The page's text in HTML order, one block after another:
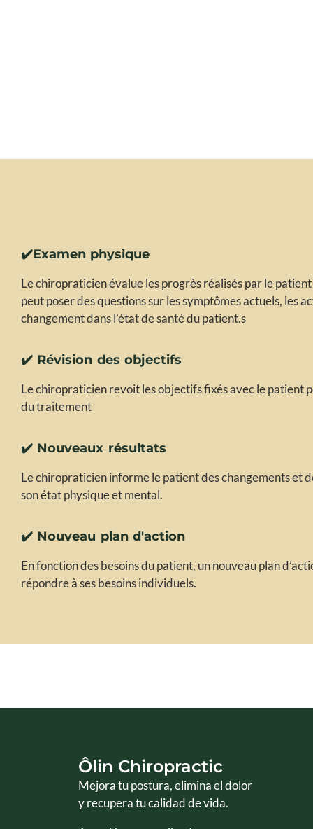
✔️Examen physique
Le chiropraticien évalue les progrès réalisés par le
peut poser des questions sur les symptômes actuels, les
changement dans l’état de santé du patient.s
✔️ Révision des objectifs
Le chiropraticien revoit les objectifs fixés avec le patient
du traitement
✔️ Nouveaux résultats
Le chiropraticien informe le patient des changements et
son état physique et mental.
✔️ Nouveau plan d'action
En fonction des besoins du patient, un nouveau plan
répondre à ses besoins individuels.
Ôlin Chiropractic
Mejora tu postura, elimina el dolor
y recupera tu calidad de vida.